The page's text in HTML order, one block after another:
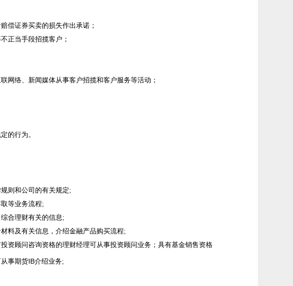
偿证券买卖的损失作出承诺；
正当手段招揽客户；
网络、新闻媒体从事客户招揽和客户服务等活动；
的行为。
则和公司的有关规定;
等业务流程;
合理财有关的信息;
料及有关信息，介绍金融产品购买流程;
资顾问咨询资格的理财经理可从事投资顾问业务；具有基金销售资格
事期货IB介绍业务;